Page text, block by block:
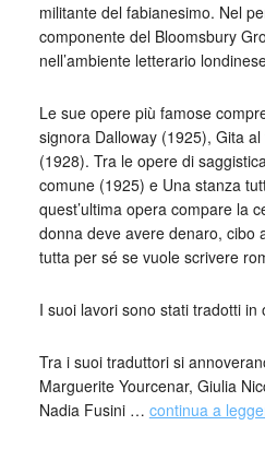
militante del fabianesimo. Nel
componente del Bloomsbury
nell’ambiente letterario
Le sue opere più famose
signora Dalloway (1925), Gita
(1928). Tra le opere di
comune (1925) e Una stanza
quest’ultima opera compare la
donna deve avere denaro, cibo
tutta per sé se vuole scrivere
I suoi lavori sono stati tradotti in
Tra i suoi traduttori si
Marguerite Yourcenar, Giulia
Nadia Fusini … continua a